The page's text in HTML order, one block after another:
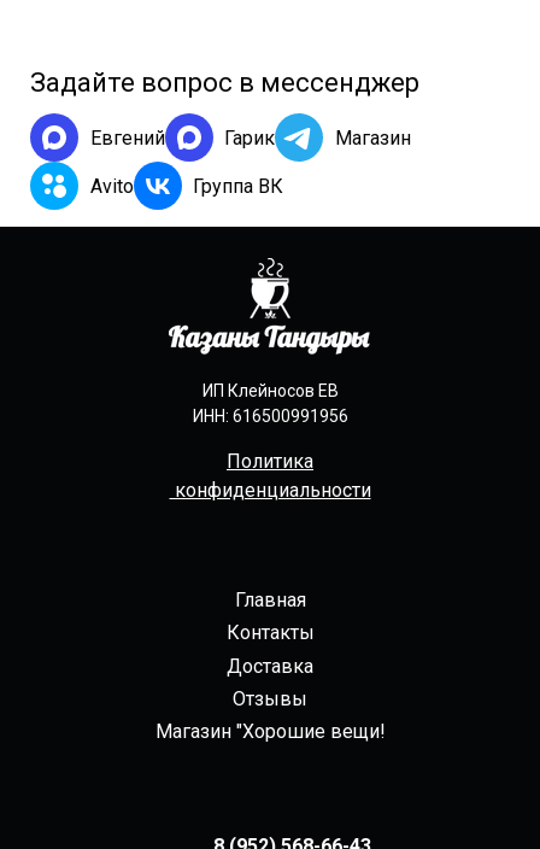
Задайте вопрос в мессенджер
Евгений Гарик Магазин
Avito Группа ВК
ИП Клейносов ЕВ
ИНН: 616500991956
Политика
конфиденциальности
Главная
Контакты
Доставка
Отзывы
Магазин "Хорошие вещи!